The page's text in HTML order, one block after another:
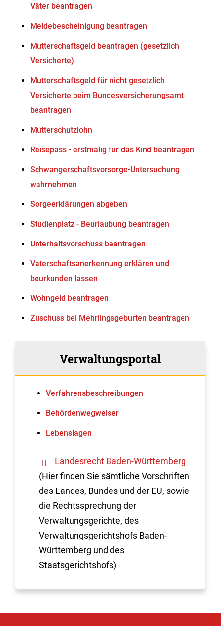
Väter beantragen
Meldebescheinigung beantragen
Mutterschaftsgeld beantragen (gesetzlich
Versicherte)
Mutterschaftsgeld für nicht gesetzlich
Versicherte beim Bundesversicherungsamt
beantragen
Mutterschutzlohn
Reisepass - erstmalig für das Kind beantragen
Schwangerschaftsvorsorge-Untersuchung
wahrnehmen
Sorgeerklärungen abgeben
Studienplatz - Beurlaubung beantragen
Unterhaltsvorschuss beantragen
Vaterschaftsanerkennung erklären und
beurkunden lassen
Wohngeld beantragen
Zuschuss bei Mehrlingsgeburten beantragen
Verwaltungsportal
Verfahrens­beschreibungen
Behördenwegweiser
Lebenslagen
Landesrecht Baden-Württemberg
(Hier finden Sie sämtliche Vorschriften
des Landes, Bundes und der EU, sowie
die Rechtssprechung der
Verwaltungsgerichte, des
Verwaltungsgerichtshofs Baden-
Württemberg und des
Staatsgerichtshofs)